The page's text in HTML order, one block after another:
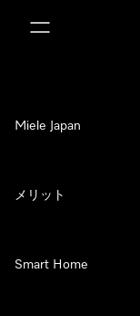
Miele Japan
メリット
Smart Home